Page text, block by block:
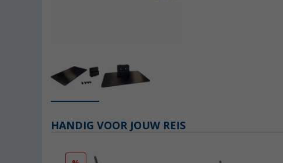
HANDIG VOOR JOUW REIS